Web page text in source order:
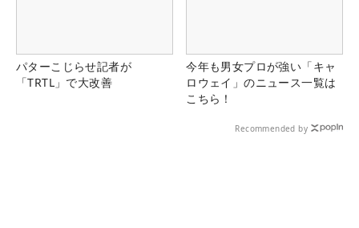
パターこじらせ記者が
「TRTL」で大改善
今年も男女プロが強い「キャ
ロウェイ」のニュース一覧は
こちら！
Recommended by